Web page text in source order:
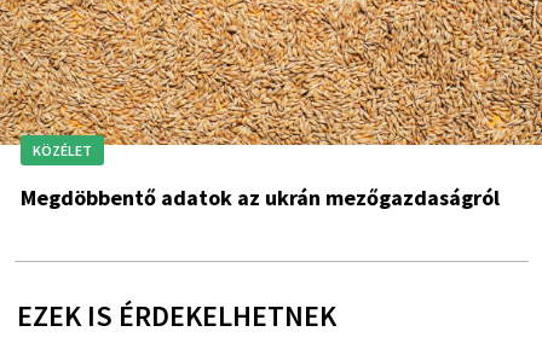
KÖZÉLET
Megdöbbentő adatok az ukrán mezőgazdaságról
EZEK IS ÉRDEKELHETNEK